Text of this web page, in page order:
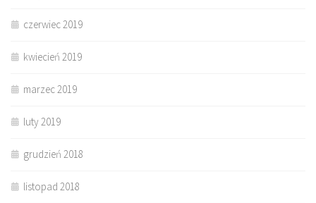
czerwiec 2019
kwiecień 2019
marzec 2019
luty 2019
grudzień 2018
listopad 2018